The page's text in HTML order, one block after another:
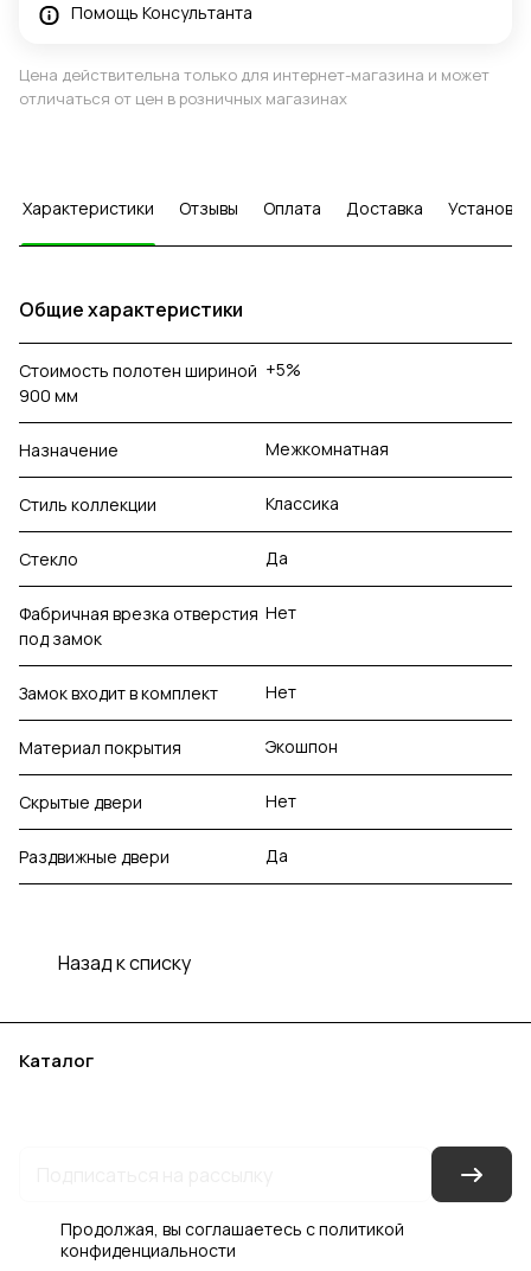
Помощь Консультанта
Цена действительна только для интернет-магазина и может
отличаться от цен в розничных магазинах
Характеристики Отзывы Оплата Доставка Установка
Общие характеристики
Стоимость полотен шириной
900 мм
+5%
Назначение Межкомнатная
Стиль коллекции Классика
Стекло Да
Фабричная врезка отверстия
под замок
Нет
Замок входит в комплект Нет
Материал покрытия Экошпон
Скрытые двери Нет
Раздвижные двери Да
Назад к списку
Каталог
Продолжая, вы соглашаетесь сполитикой
конфиденциальности